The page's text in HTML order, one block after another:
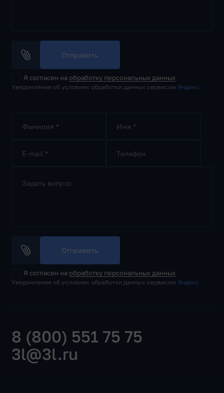
Отправить
Я согласен наобработку персональных данных
Уведомление об условиях обработки данных сервисом Яндекс
Фамилия * Имя *
E-mail * Телефон
Задать вопрос
Отправить
Я согласен наобработку персональных данных
Уведомление об условиях обработки данных сервисом Яндекс
8 (800) 551 75 75
3l@3l.ru